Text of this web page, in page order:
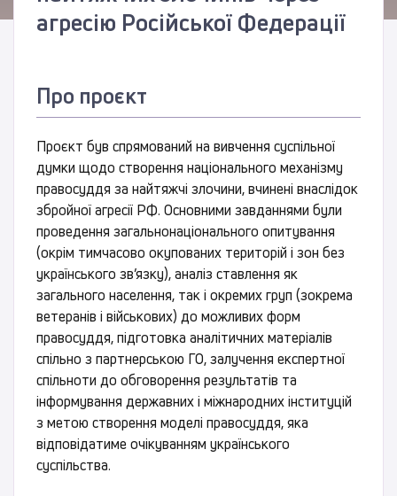
агресію Російської Федерації
Про проєкт
Проєкт був спрямований на вивчення суспільної
думки щодо створення національного механізму
правосуддя за найтяжчі злочини, вчинені внаслідок
збройної агресії РФ. Основними завданнями були
проведення загальнонаціонального опитування
(окрім тимчасово окупованих територій і зон без
українського зв’язку), аналіз ставлення як
загального населення, так і окремих груп (зокрема
ветеранів і військових) до можливих форм
правосуддя, підготовка аналітичних матеріалів
спільно з партнерською ГО, залучення експертної
спільноти до обговорення результатів та
інформування державних і міжнародних інституцій
з метою створення моделі правосуддя, яка
відповідатиме очікуванням українського
суспільства.